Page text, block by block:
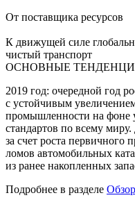
От поставщика ресурсов
К движущей силе
чистый транспорт
ОСНОВНЫЕ
2019 год: очередной год
с устойчивым
промышленности на фоне
стандартов по всему
за счет роста первичного
ломов автомобильных
из ранее накопленных
Подробнее в разделе